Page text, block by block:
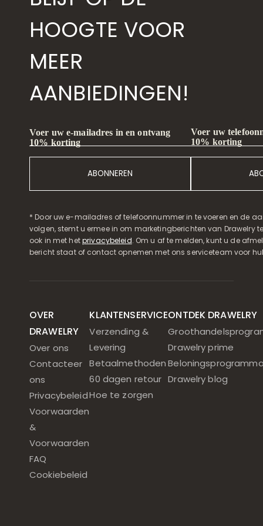
HOOGTE VOOR
MEER
AANBIEDINGEN!
Voer uw e-mailadres in en ontvang
10% korting
ABONNEREN
Voer uw
10% korting
* Door uw e-mailadres of telefoonnummer in te voeren en de
volgen, stemt u ermee in om marketingberichten van Drawelry
ook in met hetprivacybeleid. Om u af te melden, kunt u de
bericht staat of contact opnemen met ons serviceteam voor
OVER
DRAWELRY
Over ons
Contacteer
ons
Privacybeleid
Voorwaarden
&
Voorwaarden
FAQ
Cookiebeleid
KLANTENSERVICE
Verzending &
Levering
Betaalmethoden
60 dagen retour
Hoe te zorgen
ONTDEK DRAWELRY
Drawelry prime
Drawelry blog